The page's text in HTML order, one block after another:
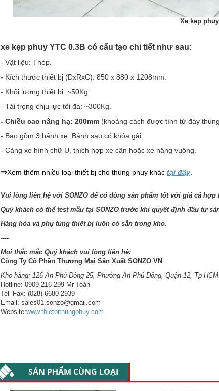
Xe kẹp
xe kẹp phuy YTC 0.3B có cấu tạo chi tiết như sau:
- Vật liệu: Thép.
- Kích thước thiết bị (DxRxC): 850 x 880 x 1208mm.
- Khối lượng thiết bị: ~50Kg.
- Tải trọng chịu lực tối đa: ~300Kg.
- Chiều cao nâng hạ: 200mm (khoảng cách được tính từ đáy
- Bao gồm 3 bánh xe: Bánh sau có khóa gài.
- Càng xe hình chữ U, thích hợp xe cân hoặc xe nâng vuông.
⇒Xem thêm nhiều loại thiết bị cho thùng phuy khác tại đây.
Vui lòng liên hệ với SONZO để có dòng sản phẩm tốt với giá cả hợp
Quý khách có thể test mẫu tại SONZO trước khi quyết định đầu tư
Hàng hóa và phụ tùng thiết bị luôn có sẵn trong kho.
----
Mọi thắc mắc Quý khách vui lòng liên hệ:
Công Ty Cổ Phần Thương Mại Sản Xuất SONZO VN
Kho hàng: 126 An Phú Đông 25, Phường An Phú Đông, Quận 12, Tp HCM.
Hotline: 0909 216 299 Mr Toàn
Tell-Fax: (028) 6680 2939
Email: sales01.sonzo@gmail.com
Website:www.thietbithungphuy.com
SẢN PHẨM CÙNG LOẠI